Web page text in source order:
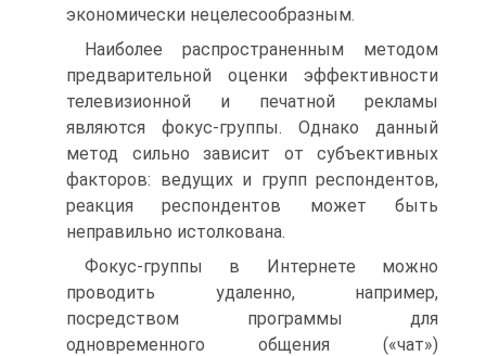
экономически нецелесообразным.
Наиболее распространенным методом
предварительной оценки эффективности
телевизионной и печатной рекламы
являются фокус-группы. Однако данный
метод сильно зависит от субъективных
факторов: ведущих и групп респондентов,
реакция респондентов может быть
неправильно истолкована.
Фокус-группы в Интернете можно
проводить удаленно, например,
посредством программы для
одновременного общения («чат»)